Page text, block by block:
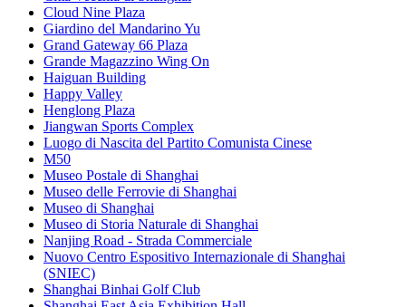
Cloud Nine Plaza
Giardino del Mandarino Yu
Grand Gateway 66 Plaza
Grande Magazzino Wing On
Haiguan Building
Happy Valley
Henglong Plaza
Jiangwan Sports Complex
Luogo di Nascita del Partito Comunista Cinese
M50
Museo Postale di Shanghai
Museo delle Ferrovie di Shanghai
Museo di Shanghai
Museo di Storia Naturale di Shanghai
Nanjing Road - Strada Commerciale
Nuovo Centro Espositivo Internazionale di Shanghai
(SNIEC)
Shanghai Binhai Golf Club